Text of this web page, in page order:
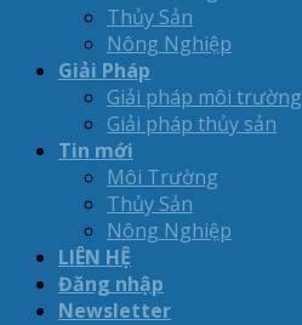
Thủy Sản
Nông Nghiệp
Giải Pháp
Giải pháp môi trường
Giải pháp thủy sản
Tin mới
Môi Trường
Thủy Sản
Nông Nghiệp
LIÊN HỆ
Đăng nhập
Newsletter